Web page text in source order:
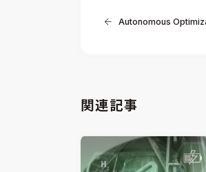
Autonomous Optimization –
関連記事